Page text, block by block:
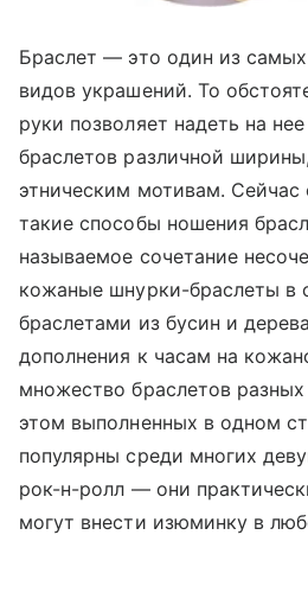
Браслет — это один из
видов украшений. То
руки позволяет надеть на
браслетов различной
этническим мотивам. Сейчас
такие способы ношения
называемое сочетание
кожаные шнурки-браслеты в
браслетами из бусин и
дополнения к часам на
множество браслетов
этом выполненных в одном
популярны среди многих
рок-н-ролл — они
могут внести изюминку в